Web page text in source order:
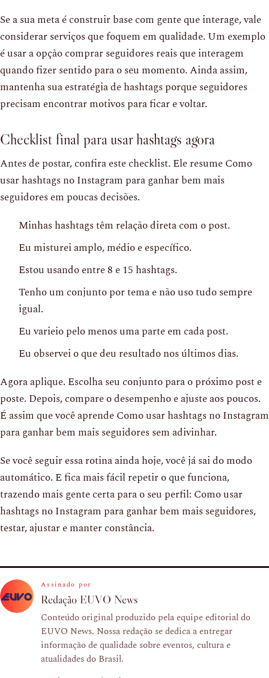
Se a sua meta é construir base com gente que interage, vale
considerar serviços que foquem em qualidade. Um exemplo
é usar a opção comprar seguidores reais que interagem
quando fizer sentido para o seu momento. Ainda assim,
mantenha sua estratégia de hashtags porque seguidores
precisam encontrar motivos para ficar e voltar.
Checklist final para usar hashtags agora
Antes de postar, confira este checklist. Ele resume Como
usar hashtags no Instagram para ganhar bem mais
seguidores em poucas decisões.
Minhas hashtags têm relação direta com o post.
Eu misturei amplo, médio e específico.
Estou usando entre 8 e 15 hashtags.
Tenho um conjunto por tema e não uso tudo sempre
igual.
Eu varieio pelo menos uma parte em cada post.
Eu observei o que deu resultado nos últimos dias.
Agora aplique. Escolha seu conjunto para o próximo post e
poste. Depois, compare o desempenho e ajuste aos poucos.
É assim que você aprende Como usar hashtags no Instagram
para ganhar bem mais seguidores sem adivinhar.
Se você seguir essa rotina ainda hoje, você já sai do modo
automático. E fica mais fácil repetir o que funciona,
trazendo mais gente certa para o seu perfil: Como usar
hashtags no Instagram para ganhar bem mais seguidores,
testar, ajustar e manter constância.
Assinado por
Redação EUVO News
Conteúdo original produzido pela equipe editorial do
EUVO News. Nossa redação se dedica a entregar
informação de qualidade sobre eventos, cultura e
atualidades do Brasil.